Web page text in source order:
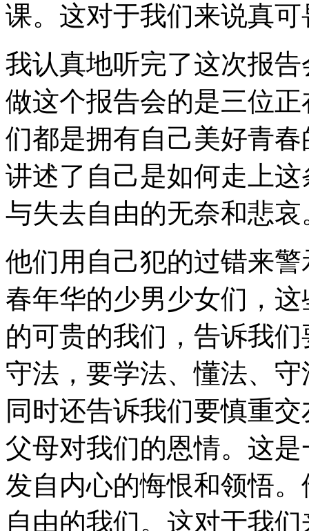
课。这对于我们来说真
我认真地听完了这次报
做这个报告会的是三位
们都是拥有自己美好青
讲述了自己是如何走上
与失去自由的无奈和悲哀
他们用自己犯的过错来
春年华的少男少女们，
的可贵的我们，告诉我
守法，要学法、懂法、
同时还告诉我们要慎重
父母对我们的恩情。这
发自内心的悔恨和领悟
自由的我们。这对于我